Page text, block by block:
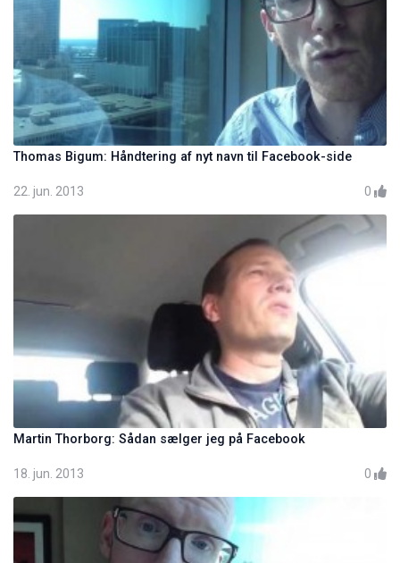
Thomas Bigum: Håndtering af nyt navn til Facebook-side
22. jun. 2013 0
Martin Thorborg: Sådan sælger jeg på Facebook
18. jun. 2013 0